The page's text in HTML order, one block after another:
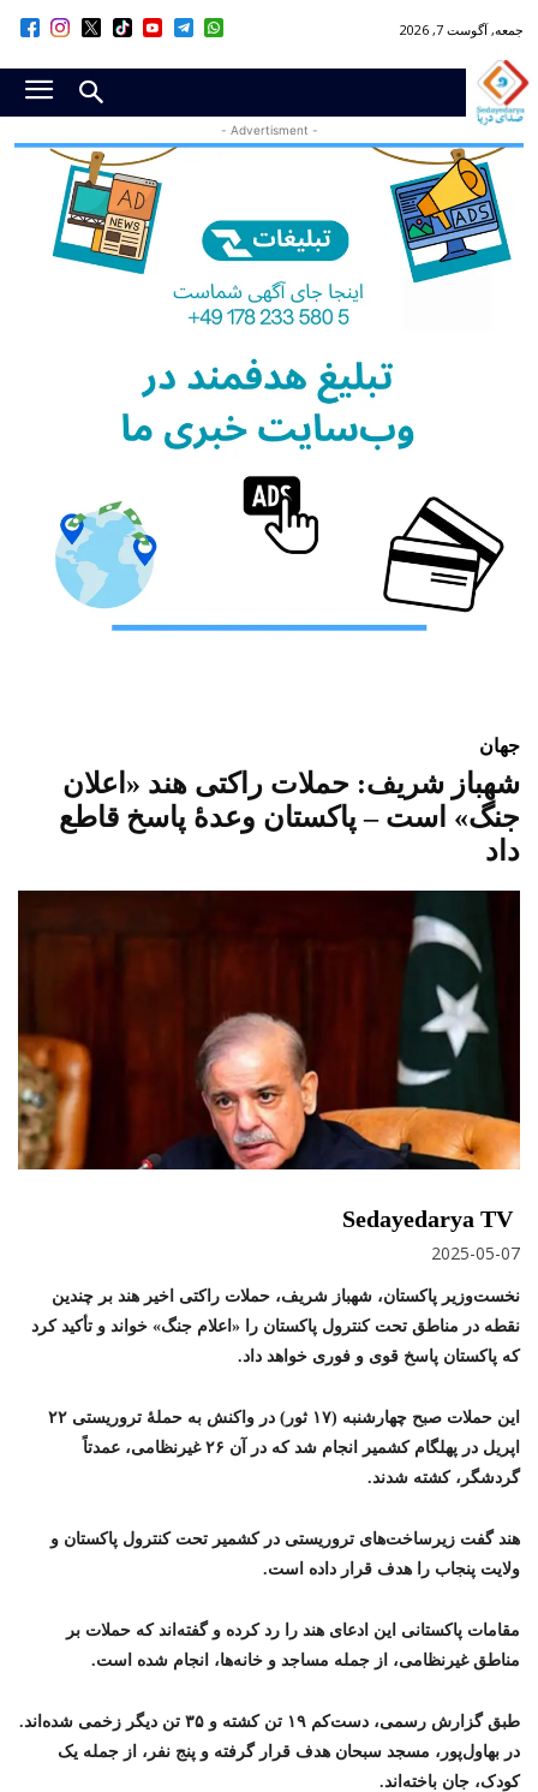
جمعه, آگوست 7, 2026
- Advertisment -
جهان
شهباز شریف: حملات راکتی هند «اعلان
جنگ» است – پاکستان وعدهٔ پاسخ قاطع
داد
Sedayedarya TV
2025-05-07
نخست‌وزیر پاکستان، شهباز شریف، حملات راکتی اخیر هند بر چندین
نقطه در مناطق تحت کنترول پاکستان را «اعلام جنگ» خواند و تأکید کرد
که پاکستان پاسخ قوی و فوری خواهد داد.
این حملات صبح چهارشنبه (۱۷ ثور) در واکنش به حملهٔ تروریستی ۲۲
اپریل در پهلگام کشمیر انجام شد که در آن ۲۶ غیرنظامی، عمدتاً
گردشگر، کشته شدند.
هند گفت زیرساخت‌های تروریستی در کشمیر تحت کنترول پاکستان و
ولایت پنجاب را هدف قرار داده است.
مقامات پاکستانی این ادعای هند را رد کرده و گفته‌اند که حملات بر
مناطق غیرنظامی، از جمله مساجد و خانه‌ها، انجام شده است.
طبق گزارش رسمی، دست‌کم ۱۹ تن کشته و ۳۵ تن دیگر زخمی شده‌اند.
در بهاول‌پور، مسجد سبحان هدف قرار گرفته و پنج نفر، از جمله یک
کودک، جان باخته‌اند.